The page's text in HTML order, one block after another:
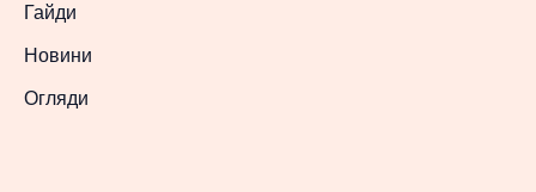
Гайди
Новини
Огляди